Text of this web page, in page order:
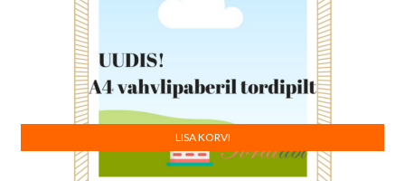
LISA KORVI